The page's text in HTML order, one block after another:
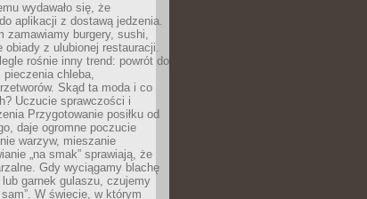
wydawało się, że
aplikacji z dostawą jedzenia.
zamawiamy burgery, sushi,
obiady z ulubionej restauracji.
rośnie inny trend: powrót do
pieczenia chleba,
Skąd ta moda i co
Uczucie sprawczości i
Przygotowanie posiłku od
daje ogromne poczucie
warzyw, mieszanie
„na smak” sprawiają, że
Gdy wyciągamy blachę
garnek gulaszu, czujemy
sam”. W świecie, w którym